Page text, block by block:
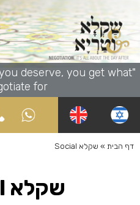
deserve, you get what
for"
דף הבית » שקלא Social
שקלא Social